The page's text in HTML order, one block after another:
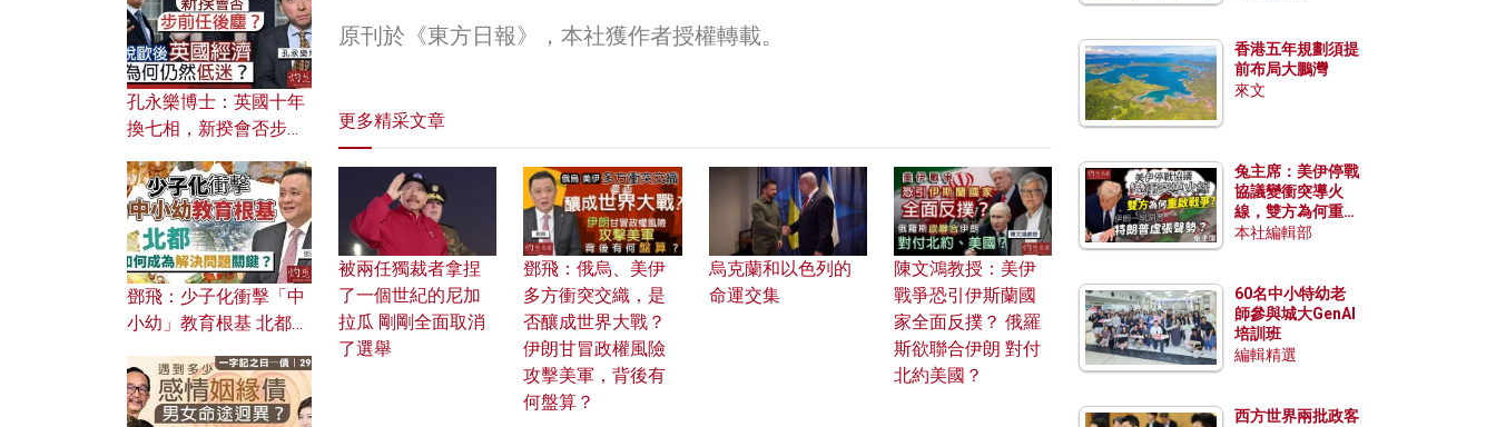
原刊於《東方日報》，本社獲作者授權轉載。
更多精采文章
被兩任獨裁者拿捏
了一個世紀的尼加
拉瓜 剛剛全面取消
了選舉
鄧飛：俄烏、美伊
多方衝突交織，是
否釀成世界大戰？
伊朗甘冒政權風險
攻擊美軍，背後有
何盤算？
烏克蘭和以色列的
命運交集
陳文鴻教授：美伊
戰爭恐引伊斯蘭國
家全面反撲？ 俄羅
斯欲聯合伊朗 對付
北約美國？
孔永樂博士：英國十年
換七相，新揆會否步前
濟為何仍然低迷？
鄧飛：少子化衝擊「中
小幼」教育根基 北都如
香港五年規劃須提
前布局大鵬灣
來文
兔主席：美伊停戰
協議變衝突導火
線，雙方為何重啟
戰爭？伊朗一早洞
本社編輯部
60名中小特幼老
師參與城大GenAI
培訓班
編輯精選
西方世界兩批政客